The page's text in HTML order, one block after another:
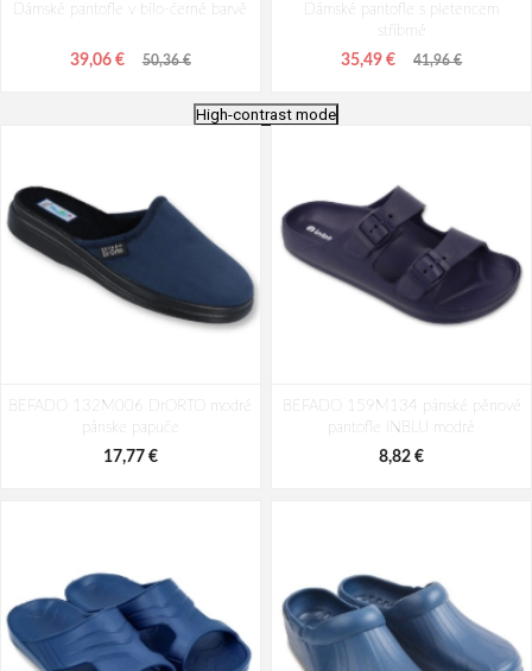
Dámské pantofle v bílo-černé barvě
39,06 € 50,36 €
Dámské pantofle s pletencem
stříbrné
35,49 € 41,96 €
pantofle bílé
26,67 €
pantofle černé
30,20 €
High-contrast mode
BEFADO 132M006 DrORTO modré
pánske papuče
17,77 €
BEFADO 159M134 pánské pěnové
pantofle INBLU modré
8,82 €